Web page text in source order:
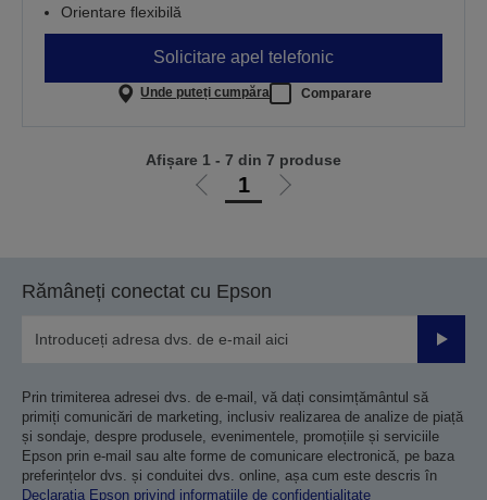
Orientare flexibilă
Solicitare apel telefonic
Unde puteți cumpăra Comparare
Mergi
1
Mergi
Afișare 1 - 7 din 7 produse
Rămâneți conectat cu Epson
Prin trimiterea adresei dvs. de e-mail, vă dați consimțământul să
primiți comunicări de marketing, inclusiv realizarea de analize de piață
și sondaje, despre produsele, evenimentele, promoțiile și serviciile
Epson prin e-mail sau alte forme de comunicare electronică, pe baza
preferințelor dvs. și conduitei dvs. online, așa cum este descris în
Declarația Epson privind informațiile de confidențialitate